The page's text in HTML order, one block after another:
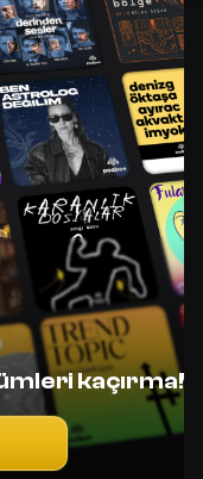
kaçırma!